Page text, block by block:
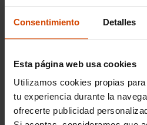
Consentimiento Detalles
Esta página web usa cookies
Utilizamos cookies propias
tu experiencia durante la
ofrecerte publicidad
disponible con varias
que se ajustan a diferentes
motor diesel de 2.2 litros,
eficiente consumo de
rendimiento, ideal para
o cargados.